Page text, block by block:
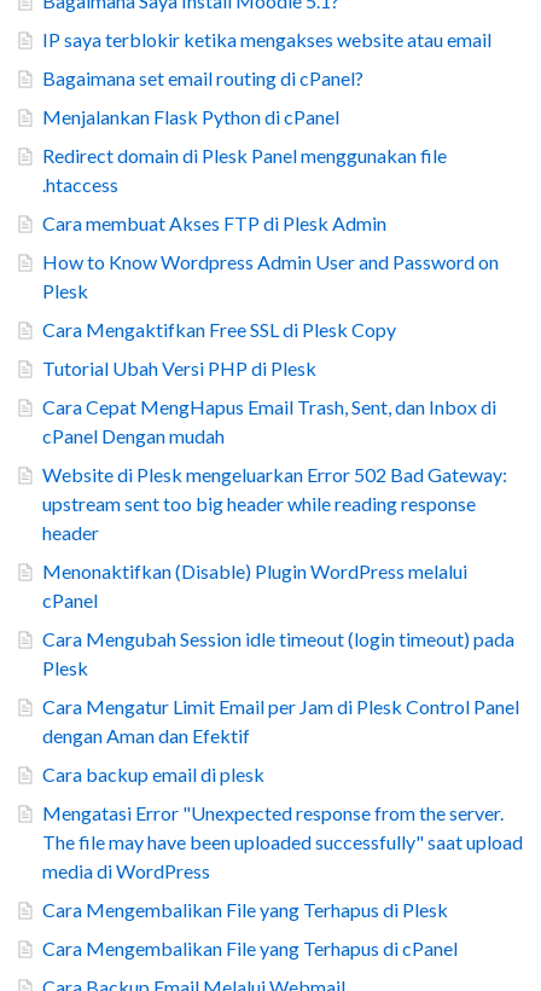
IP saya terblokir ketika mengakses website atau email
Bagaimana set email routing di cPanel?
Menjalankan Flask Python di cPanel
Redirect domain di Plesk Panel menggunakan file
.htaccess
Cara membuat Akses FTP di Plesk Admin
How to Know Wordpress Admin User and Password on
Plesk
Cara Mengaktifkan Free SSL di Plesk Copy
Tutorial Ubah Versi PHP di Plesk
Cara Cepat MengHapus Email Trash, Sent, dan Inbox di
cPanel Dengan mudah
Website di Plesk mengeluarkan Error 502 Bad Gateway:
upstream sent too big header while reading response
header
Menonaktifkan (Disable) Plugin WordPress melalui
cPanel
Cara Mengubah Session idle timeout (login timeout) pada
Plesk
Cara Mengatur Limit Email per Jam di Plesk Control Panel
dengan Aman dan Efektif
Cara backup email di plesk
Mengatasi Error "Unexpected response from the server.
The file may have been uploaded successfully" saat upload
media di WordPress
Cara Mengembalikan File yang Terhapus di Plesk
Cara Mengembalikan File yang Terhapus di cPanel